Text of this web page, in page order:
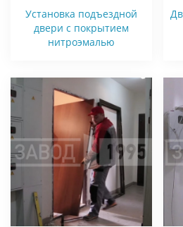
Установка подъездной
двери с покрытием
нитроэмалью